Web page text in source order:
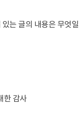
는 글의 내용은 무엇
한 감사